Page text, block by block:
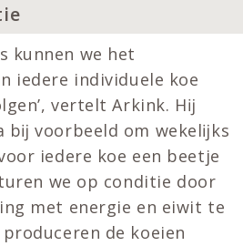
kunnen we het
iedere individuele koe
vertelt Arkink. Hĳ
voorbeeld om wekelĳks
iedere koe een beetje
we op conditie door
met energie en eiwit te
de koeien